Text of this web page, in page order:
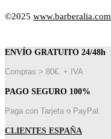
©2025 www.barberalia.com
ENVÍO GRATUITO 24/48h
Compras > 80€. + IVA
PAGO SEGURO 100%
Paga con Tarjeta o PayPal.
CLIENTES ESPAÑA